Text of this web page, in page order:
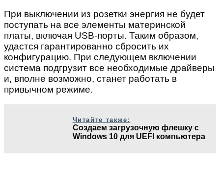
При выключении из розетки энергия не будет
поступать на все элементы материнской
платы, включая USB-порты. Таким образом,
удастся гарантированно сбросить их
конфигурацию. При следующем включении
система подгрузит все необходимые драйверы
и, вполне возможно, станет работать в
привычном режиме.
Читайте также:
Создаем загрузочную флешку с
Windows 10 для UEFI компьютера